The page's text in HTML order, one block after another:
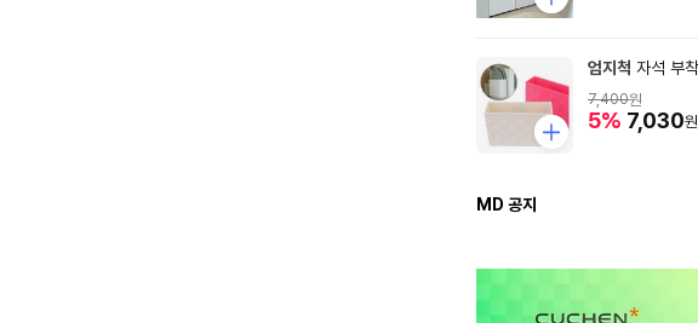
엄지척 자석 부
7,400원
5% 7,030원
MD 공지